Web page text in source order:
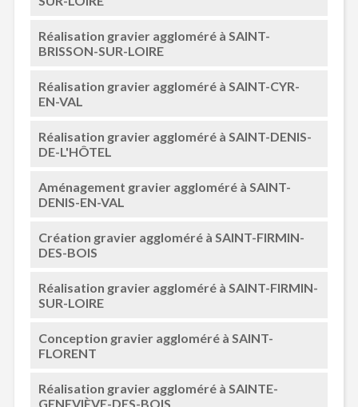
Réalisation gravier aggloméré à SAINT-
BRISSON-SUR-LOIRE
Réalisation gravier aggloméré à SAINT-CYR-
EN-VAL
Réalisation gravier aggloméré à SAINT-DENIS-
DE-L'HÔTEL
Aménagement gravier aggloméré à SAINT-
DENIS-EN-VAL
Création gravier aggloméré à SAINT-FIRMIN-
DES-BOIS
Réalisation gravier aggloméré à SAINT-FIRMIN-
SUR-LOIRE
Conception gravier aggloméré à SAINT-
FLORENT
Réalisation gravier aggloméré à SAINTE-
GENEVIÈVE-DES-BOIS